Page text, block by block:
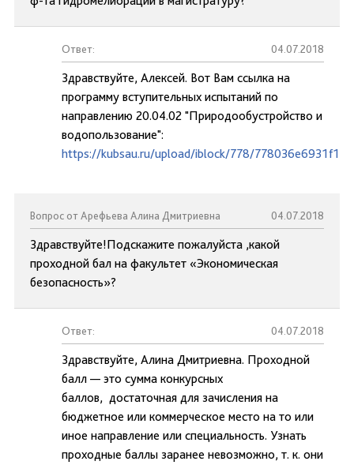
Ответ: 04.07.2018
Здравствуйте, Алексей. Вот Вам ссылка на
программу вступительных испытаний по
направлению 20.04.02 "Природообустройство и
водопользование":
https://kubsau.ru/upload/iblock/778/
Вопрос от Арефьева Алина Дмитриевна 04.07.2018
Здравствуйте!Подскажите пожалуйста ,какой
проходной бал на факультет «Экономическая
безопасность»?
Ответ: 04.07.2018
Здравствуйте, Алина Дмитриевна. Проходной
балл — это сумма конкурсных
баллов, достаточная для зачисления на
бюджетное или коммерческое место на то или
иное направление или специальность. Узнать
проходные баллы заранее невозможно, т. к. они